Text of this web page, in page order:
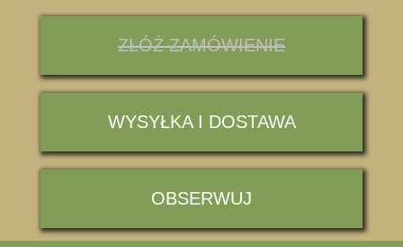
ZŁÓŻ ZAMÓWIENIE
WYSYŁKA I DOSTAWA
OBSERWUJ